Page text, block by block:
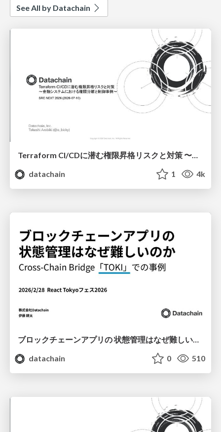
See All by Datachain
Terraform CI/CDに潜む権限昇格リスクと対策 〜金融システムにおける権限分離と制御事例〜 / SRE NEXT 2026
datachain
1 4k
datachain
0 510